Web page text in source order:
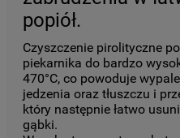
popiół.
Czyszczenie pirolityczne
piekarnika do bardzo
470°C, co powoduje
jedzenia oraz tłuszczu i
który następnie łatwo
gąbki.